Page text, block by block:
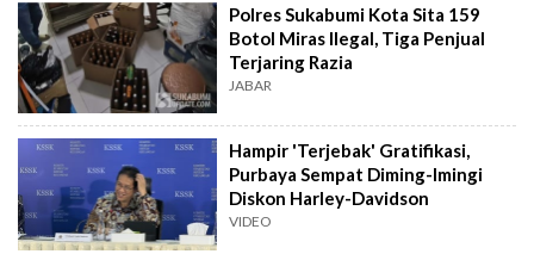
Polres Sukabumi Kota Sita 159
Botol Miras Ilegal, Tiga Penjual
Terjaring Razia
JABAR
Hampir 'Terjebak' Gratifikasi,
Purbaya Sempat Diming-Imingi
Diskon Harley-Davidson
VIDEO